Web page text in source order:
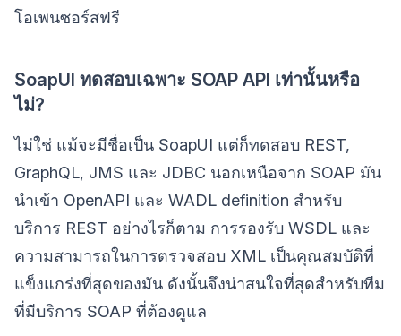
โอเพนซอร์สฟรี
SoapUI ทดสอบเฉพาะ SOAP API เท่านั้นหรือ
ไม่?
ไม่ใช่ แม้จะมีชื่อเป็น SoapUI แต่ก็ทดสอบ REST,
GraphQL, JMS และ JDBC นอกเหนือจาก SOAP มัน
นำเข้า OpenAPI และ WADL definition สำหรับ
บริการ REST อย่างไรก็ตาม การรองรับ WSDL และ
ความสามารถในการตรวจสอบ XML เป็นคุณสมบัติที่
แข็งแกร่งที่สุดของมัน ดังนั้นจึงน่าสนใจที่สุดสำหรับทีม
ที่มีบริการ SOAP ที่ต้องดูแล